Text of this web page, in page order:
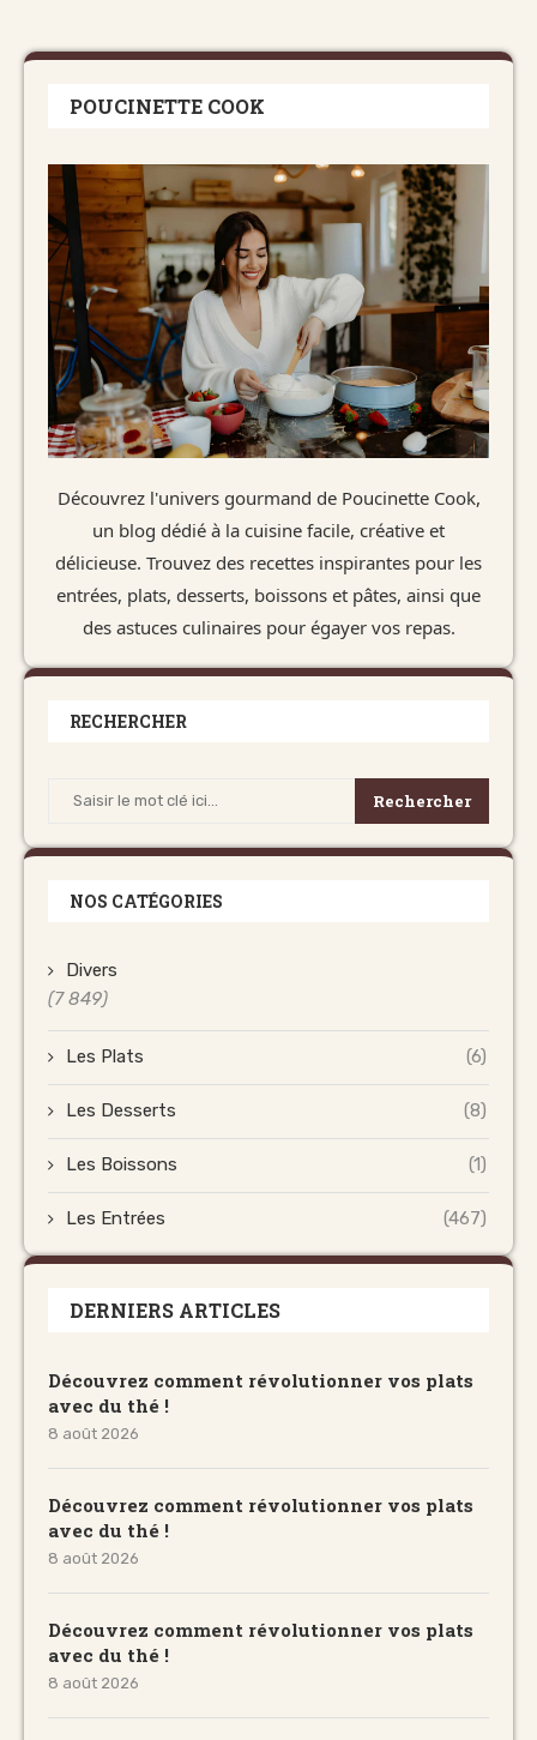
POUCINETTE COOK
Découvrez l'univers gourmand de Poucinette Cook,
un blog dédié à la cuisine facile, créative et
délicieuse. Trouvez des recettes inspirantes pour les
entrées, plats, desserts, boissons et pâtes, ainsi que
des astuces culinaires pour égayer vos repas.
RECHERCHER
Rechercher
NOS CATÉGORIES
Divers
(7 849)
Les Plats (6)
Les Desserts (8)
Les Boissons (1)
Les Entrées (467)
DERNIERS ARTICLES
Découvrez comment révolutionner vos plats
avec du thé !
8 août 2026
Découvrez comment révolutionner vos plats
avec du thé !
8 août 2026
Découvrez comment révolutionner vos plats
avec du thé !
8 août 2026